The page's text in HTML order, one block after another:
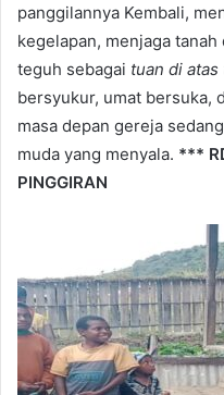
panggilannya Kembali,
kegelapan, menjaga
teguh sebagai tuan di
bersyukur, umat bersuka,
masa depan gereja
muda yang menyala. ***
PINGGIRAN